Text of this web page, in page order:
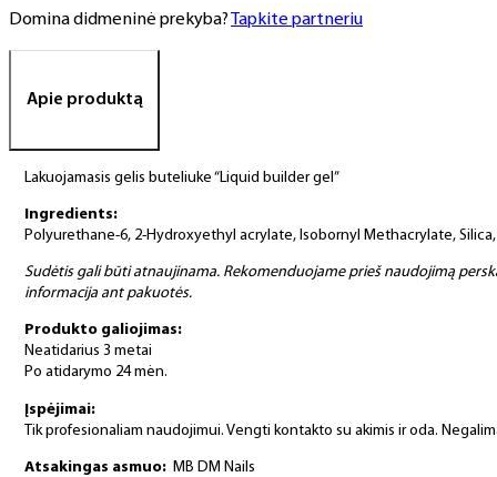
Domina didmeninė prekyba? Tapkite partneriu
Apie produktą
Lakuojamasis gelis buteliuke “Liquid builder gel”
Ingredients:
Polyurethane-6, 2-Hydroxyethyl acrylate, Isobornyl Methacrylate,
Sudėtis gali būti atnaujinama. Rekomenduojame prieš naudojimą
informacija ant pakuotės.
Produkto galiojimas:
Neatidarius 3 metai
Po atidarymo 24 mėn.
Įspėjimai:
Tik profesionaliam naudojimui. Vengti kontakto su akimis ir oda.
Atsakingas asmuo: MB DM Nails